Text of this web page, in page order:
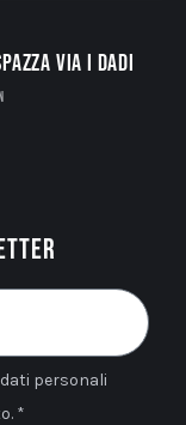
via i dadi
personali
*